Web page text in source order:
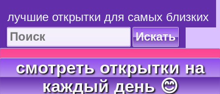
лучшие открытки для самых близких
Искать
смотреть открытки на
каждый день 😊